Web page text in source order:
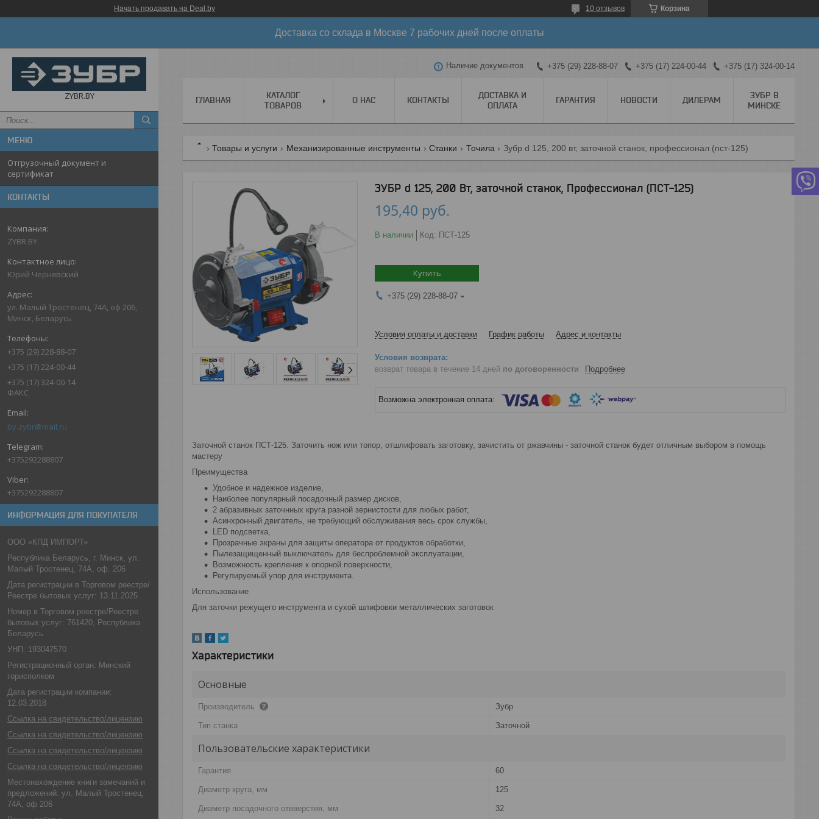
Начать продавать на Deal.by Корзина
10 отзывов
Доставка со склада в Москве 7 рабочих дней после оплаты
ZYBR.BY
Отгрузочный документ и
сертификат
КОНТАКТЫ
ZYBR.BY
Юрий Чернявский
ул. Малый Тростенец, 74А, оф 206,
Минск, Беларусь
+375 (29) 228-88-07
+375 (17) 224-00-44
+375 (17) 324-00-14
ФАКС
by.zybr@mail.ru
+375292288807
+375292288807
ИНФОРМАЦИЯ ДЛЯ ПОКУПАТЕЛЯ
ООО «КПД ИМПОРТ»
Республика Беларусь, г. Минск, ул.
Малый Тростенец, 74А, оф. 206
Дата регистрации в Торговом реестре/
Реестре бытовых услуг: 13.11.2025
Номер в Торговом реестре/Реестре
бытовых услуг: 761420, Республика
Беларусь
УНП: 193047570
Регистрационный орган: Минский
горисполком
Дата регистрации компании:
12.03.2018
Ссылка на свидетельство/лицензию
Ссылка на свидетельство/лицензию
Ссылка на свидетельство/лицензию
Ссылка на свидетельство/лицензию
Местонахождение книги замечаний и
предложений: ул. Малый Тростенец,
74А, оф 206
Наличие документов +375 (29) 228-88-07 +375 (17) 224-00-44 +375 (17) 324-00-14
ГЛАВНАЯ
КАТАЛОГ
ТОВАРОВ
О НАС КОНТАКТЫ
ДОСТАВКА И
ОПЛАТА
ГАРАНТИЯ НОВОСТИ ДИЛЕРАМ
ЗУБР В
МИНСКЕ
Товары и услуги Механизированные инструменты Станки Точила Зубр d 125, 200 вт, заточной станок, профессионал (пст-125)
ЗУБР d 125, 200 Вт, заточной станок, Профессионал (ПСТ-125)
195,40 руб.
В наличии Код: ПСТ-125
Купить
+375 (29) 228-88-07
Условия оплаты и доставки График работы Адрес и контакты
возврат товара в течение 14 дней по договоренности Подробнее
Заточной станок ПСТ-125. Заточить нож или топор, отшлифовать заготовку, зачистить от ржавчины - заточной станок будет отличным выбором в помощь
мастеру
Преимущества
Удобное и надежное изделие,
Наиболее популярный посадочный размер дисков,
2 абразивных заточнных круга разной зернистости для любых работ,
Асинхронный двигатель, не требующий обслуживания весь срок службы,
LED подсветка,
Прозрачные экраны для защиты оператора от продуктов обработки,
Пылезащищенный выключатель для беспроблемной эксплуатации,
Возможность крепления к опорной поверхности,
Регулируемый упор для инструмента.
Использование
Для заточки режущего инструмента и сухой шлифовки металлических заготовок
Характеристики
Основные
Производитель Зубр
Тип станка Заточной
Пользовательские характеристики
Гарантия 60
Диаметр круга, мм 125
Диаметр посадочного отвверстия, мм 32